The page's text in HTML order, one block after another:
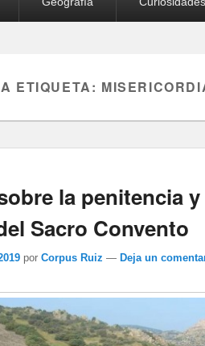
ETIQUETA:
la penitencia
Sacro Convento
por Corpus Ruiz — Deja un